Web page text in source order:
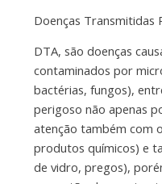
Doenças Transmitidas
DTA, são doenças
contaminados por
bactérias, fungos),
perigoso não apenas
atenção também com
produtos químicos) e
de vidro, pregos),